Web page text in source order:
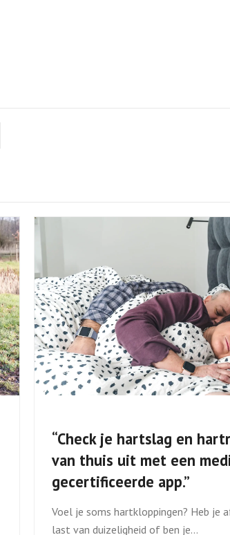
“Check je hartslag en
van thuis uit met een
gecertificeerde app.”
Voel je soms hartkloppingen? Heb je
last van duizeligheid of ben je…